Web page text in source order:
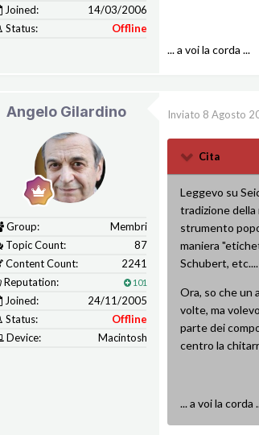
Joined:
14/03/2006
Status:
Offline
... a voi la corda ...
Angelo Gilardino
Group:
Membri
Topic Count:
87
Content Count:
2241
Reputation:
101
Joined:
24/11/2005
Status:
Offline
Device:
Macintosh
Inviato 8 Agosto
Cita
Leggevo su
tradizione della
strumento
maniera
Schubert, etc....
Ora, so che un
volte, ma
parte dei
centro la
... a voi la corda